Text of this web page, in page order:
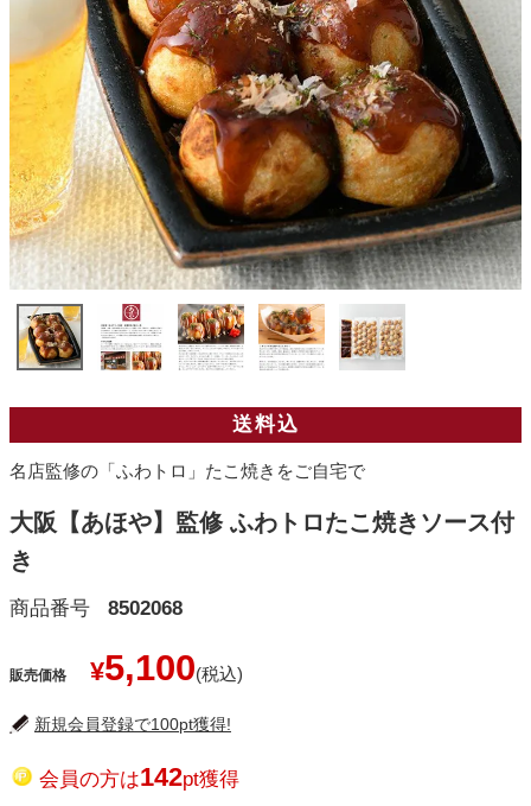
送料込
名店監修の「ふわトロ」たこ焼きをご自宅で
大阪【あほや】監修 ふわトロたこ焼きソース付
き
商品番号 8502068
販売価格 ¥5,100
新規会員登録で100pt獲得!
会員の方は142pt獲得